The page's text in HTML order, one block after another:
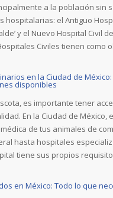
a la población sin
hospitalarias: el Antiguo
y el Nuevo Hospital Civil
Civiles tienen
en la Ciudad de
disponibles
es importante tener
En la Ciudad de México,
de tus animales de
hasta hospitales
tiene sus propios
en México: Todo lo que